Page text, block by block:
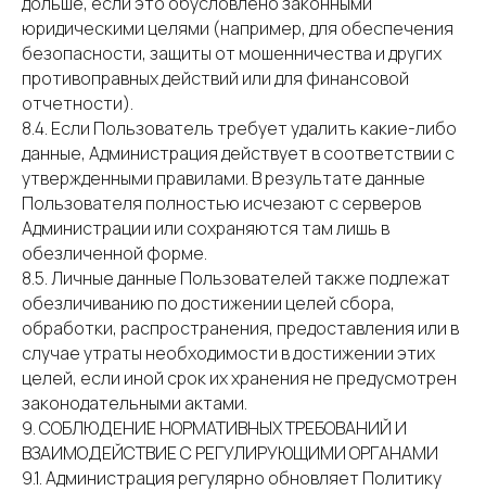
юридическими целями (например, для обеспечения
безопасности, защиты от мошенничества и других
противоправных действий или для финансовой
отчетности).
8.4. Если Пользователь требует удалить какие-либо
данные, Администрация действует в соответствии с
утвержденными правилами. В результате данные
Пользователя полностью исчезают с серверов
Администрации или сохраняются там лишь в
обезличенной форме.
8.5. Личные данные Пользователей также подлежат
обезличиванию по достижении целей сбора,
обработки, распространения, предоставления или в
случае утраты необходимости в достижении этих
целей, если иной срок их хранения не предусмотрен
законодательными актами.
9. СОБЛЮДЕНИЕ НОРМАТИВНЫХ ТРЕБОВАНИЙ И
ВЗАИМОДЕЙСТВИЕ С РЕГУЛИРУЮЩИМИ ОРГАНАМИ
9.1. Администрация регулярно обновляет Политику